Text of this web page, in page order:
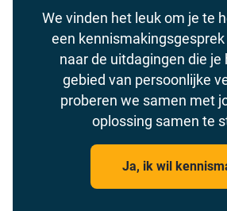
We vinden het leuk om je te
een
naar de uitdagingen die je
gebied van persoonlijke
proberen we samen met
oplossing samen te
Ja, ik wil